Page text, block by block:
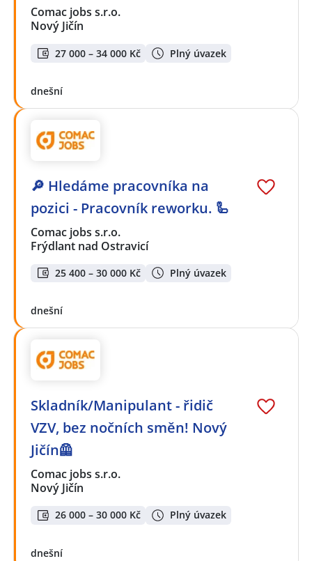
Comac jobs s.r.o.
Nový Jičín
27 000 – 34 000 Kč Plný úvazek
dnešní
🔎 Hledáme pracovníka na
pozici - Pracovník reworku. 🦾
Comac jobs s.r.o.
Frýdlant nad Ostravicí
25 400 – 30 000 Kč Plný úvazek
dnešní
Skladník/Manipulant - řidič
VZV, bez nočních směn! Nový
Jičín🦺
Comac jobs s.r.o.
Nový Jičín
26 000 – 30 000 Kč Plný úvazek
dnešní